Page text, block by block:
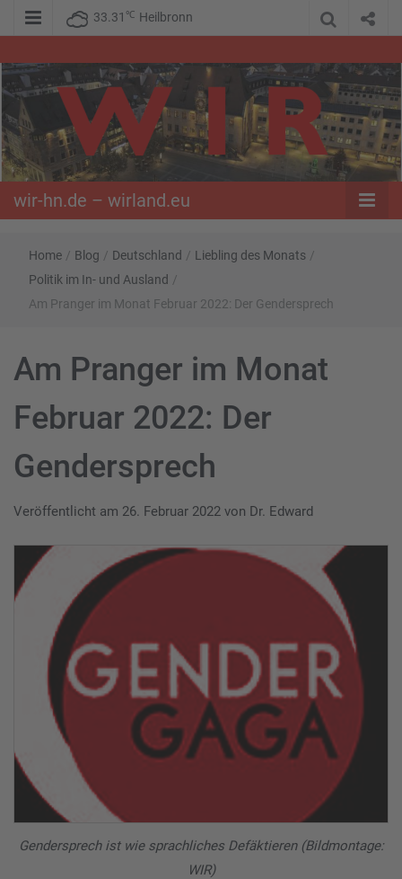
33.31 ℃ Heilbronn
wir-hn.de –
wirland.eu
wir-hn.de – wirland.eu
Home / Blog / Deutschland / Liebling des Monats /
Politik im In- und Ausland /
Am Pranger im Monat Februar 2022: Der Gendersprech
Am Pranger im Monat
Februar 2022: Der
Gendersprech
Veröffentlicht am 26. Februar 2022 von Dr. Edward
Gendersprech ist wie sprachliches Defäktieren (Bildmontage:
WIR)